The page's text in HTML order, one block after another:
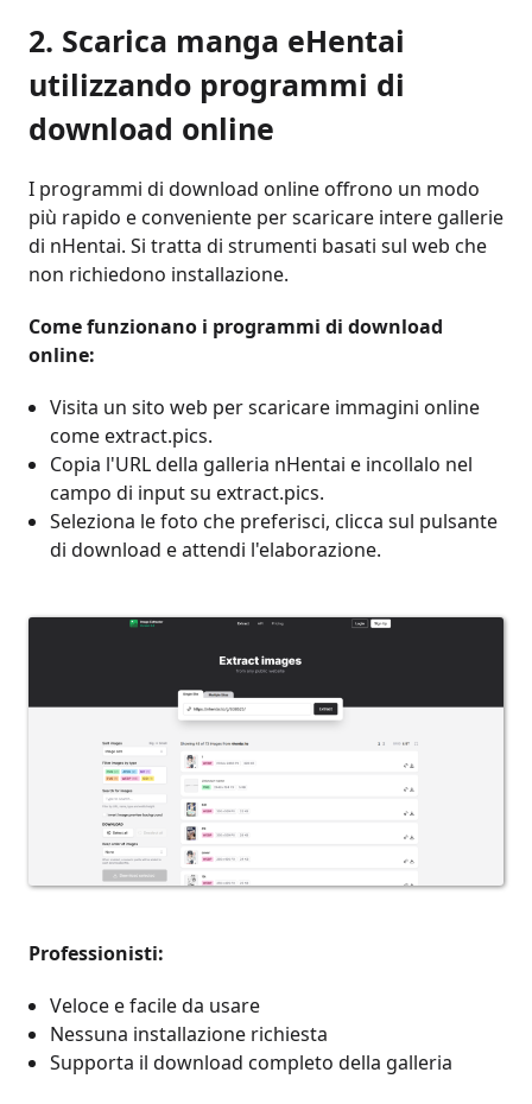
2. Scarica manga eHentai
utilizzando programmi di
download online
I programmi di download online offrono un modo
più rapido e conveniente per scaricare intere gallerie
di nHentai. Si tratta di strumenti basati sul web che
non richiedono installazione.
Come funzionano i programmi di download
online:
Visita un sito web per scaricare immagini online
come extract.pics.
Copia l'URL della galleria nHentai e incollalo nel
campo di input su extract.pics.
Seleziona le foto che preferisci, clicca sul pulsante
di download e attendi l'elaborazione.
Professionisti:
Veloce e facile da usare
Nessuna installazione richiesta
Supporta il download completo della galleria